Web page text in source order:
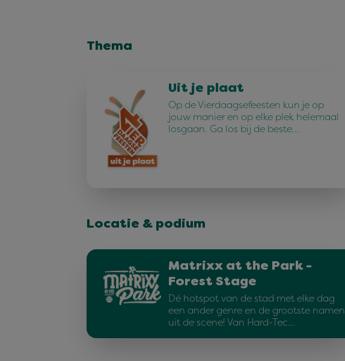
Thema
Uit je plaat
Op de Vierdaagsefeesten kun je op
jouw manier en op elke plek helemaal
losgaan. Ga los bij de beste…
Locatie & podium
Matrixx at the Park -
Forest Stage
Dé hotspot van de stad met elke dag
een ander genre en de grootste namen
uit de scene! Van Hard-Tec…